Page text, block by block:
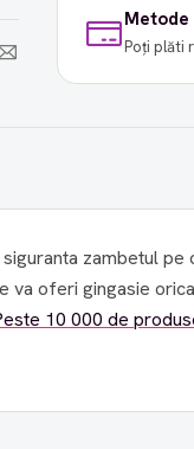
Poți plăti
zambetul
va oferi gingasie
10 000 de